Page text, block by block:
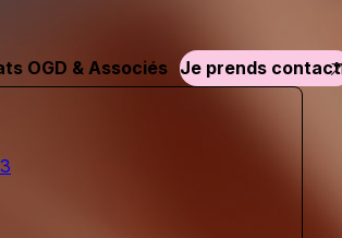
OGD & Associés Je prends contact